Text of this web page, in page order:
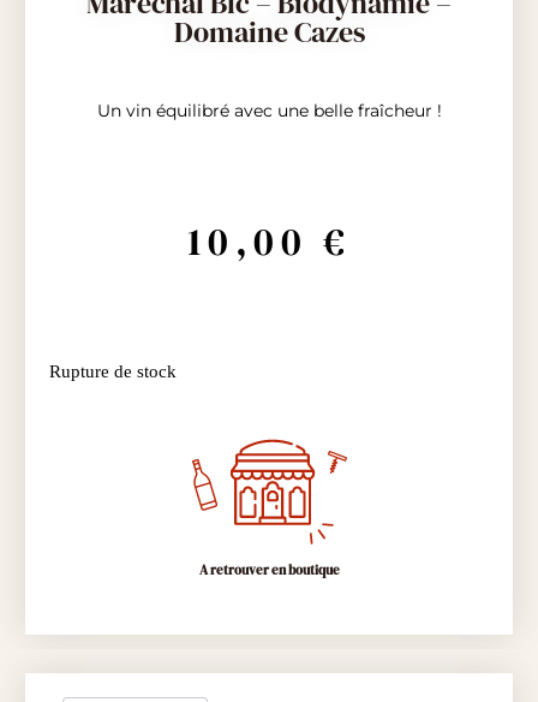
Domaine Cazes
Un vin équilibré avec une belle fraîcheur !
10,00 €
Rupture de stock
A retrouver en boutique